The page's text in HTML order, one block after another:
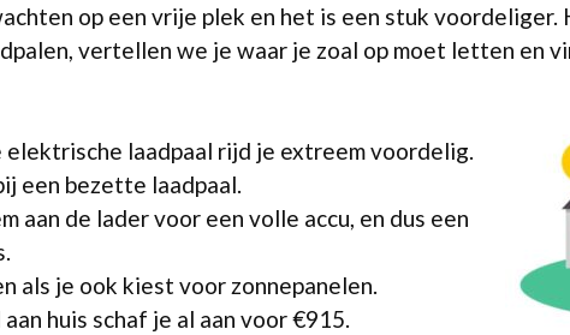
op een vrije plek en het is een stuk
vertellen we je waar je zoal op moet letten en
laadpaal rijd je extreem voordelig.
een bezette laadpaal.
aan de lader voor een volle accu, en dus een
als je ook kiest voor zonnepanelen.
aan huis schaf je al aan voor €915.